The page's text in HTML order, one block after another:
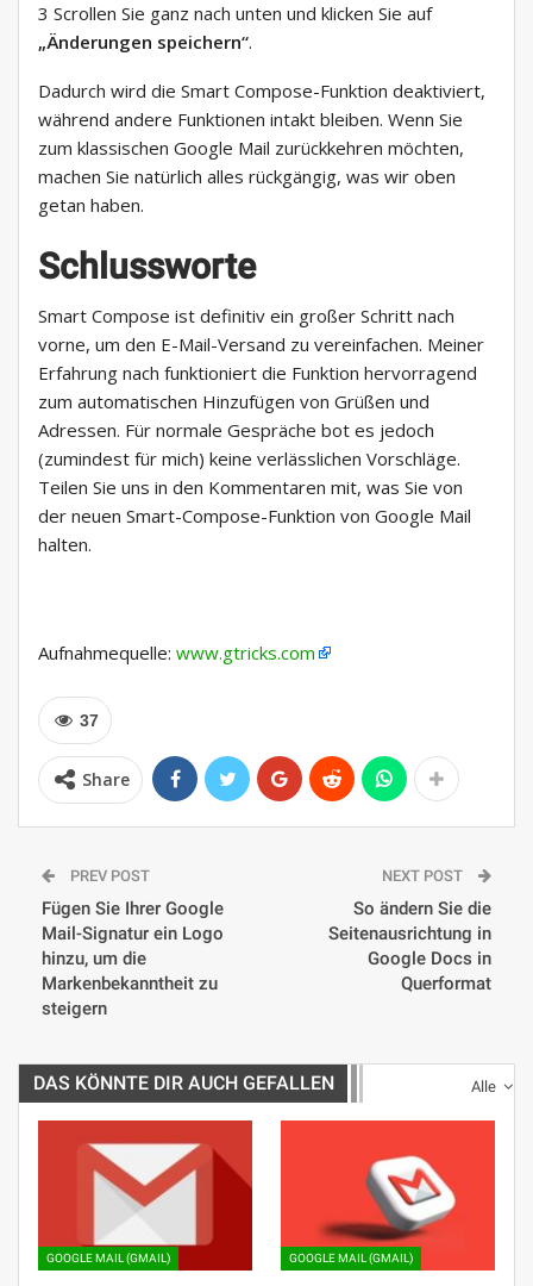
3 Scrollen Sie ganz nach unten und klicken Sie auf
„Änderungen speichern“.
Dadurch wird die Smart Compose-Funktion deaktiviert,
während andere Funktionen intakt bleiben. Wenn Sie
zum klassischen Google Mail zurückkehren möchten,
machen Sie natürlich alles rückgängig, was wir oben
getan haben.
Schlussworte
Smart Compose ist definitiv ein großer Schritt nach
vorne, um den E-Mail-Versand zu vereinfachen. Meiner
Erfahrung nach funktioniert die Funktion hervorragend
zum automatischen Hinzufügen von Grüßen und
Adressen. Für normale Gespräche bot es jedoch
(zumindest für mich) keine verlässlichen Vorschläge.
Teilen Sie uns in den Kommentaren mit, was Sie von
der neuen Smart-Compose-Funktion von Google Mail
halten.
Aufnahmequelle: www.gtricks.com
37
Share
PREV POST
Fügen Sie Ihrer Google
Mail-Signatur ein Logo
hinzu, um die
Markenbekanntheit zu
steigern
NEXT POST
So ändern Sie die
Seitenausrichtung in
Google Docs in
Querformat
Alle
DAS KÖNNTE DIR AUCH GEFALLEN
GOOGLE MAIL (GMAIL) GOOGLE MAIL (GMAIL)